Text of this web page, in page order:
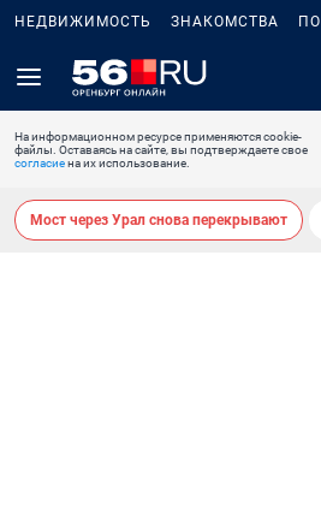
НЕДВИЖИМОСТЬ ЗНАКОМСТВА
На информационном ресурсе применяются cookie-
файлы. Оставаясь на сайте, вы подтверждаете свое
согласиена их использование.
Мост через Урал снова перекрывают